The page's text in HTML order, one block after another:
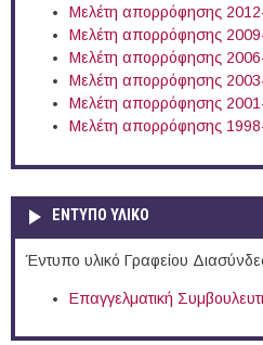
Μελέτη απορρόφησης
Μελέτη απορρόφησης
Μελέτη απορρόφησης
Μελέτη απορρόφησης
Μελέτη απορρόφησης
Μελέτη απορρόφησης
ΕΝΤΥΠΟ ΥΛΙΚΟ
Έντυπο υλικό Γραφείου
Επαγγελματική